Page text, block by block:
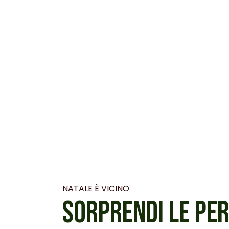
NATALE È VICINO
SORPRENDI LE